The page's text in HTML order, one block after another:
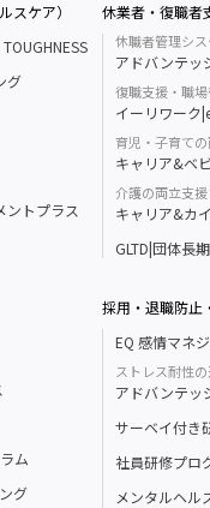
スケア）
グ
ントプラス
ム
グ
休業者・復職者
休職者管理シス
アドバンテッ
復職支援・職
イーリワーク
育児・子育て
キャリア&ベ
介護の両立支援
キャリア&カ
GLTD|団体長
採用・退職防止
EQ 感情マネ
ストレス耐性
アドバンテッ
サーベイ付き
社員研修プロ
メンタルヘル